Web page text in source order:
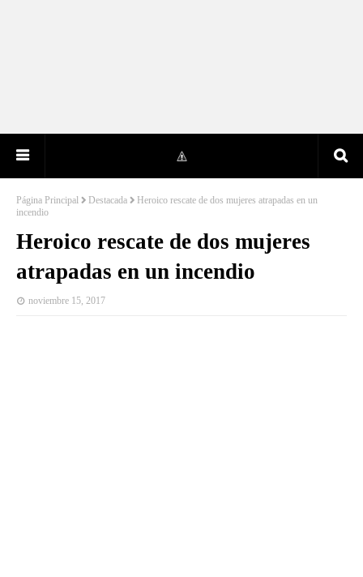
Página Principal Destacada
Heroico rescate de dos mujeres atrapadas en un
incendio
Heroico rescate de dos mujeres
atrapadas en un incendio
noviembre 15, 2017